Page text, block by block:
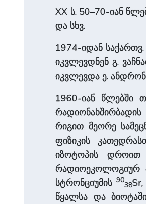
XX ს. 50–70-იან
და სხვ.
1974-იდან საქართვ.
იკვლევდნენ გ.
იკვლევდა ე.
1960-იან წლებში
რიგით მეორე
ფიზიკის
იზოტოპის დროით
რადიოეკოლოგიურ
სტრონციუმის90
38Sr,
წყალსა და